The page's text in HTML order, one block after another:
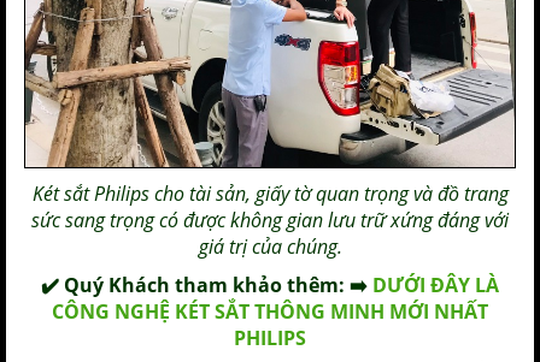
Két sắt Philips cho tài sản, giấy tờ quan trọng và đồ trang
sức sang trọng có được không gian lưu trữ xứng đáng với
giá trị của chúng.
✔️ Quý Khách tham khảo thêm: ➡️ DƯỚI ĐÂY LÀ
CÔNG NGHỆ KÉT SẮT THÔNG MINH MỚI NHẤT
PHILIPS